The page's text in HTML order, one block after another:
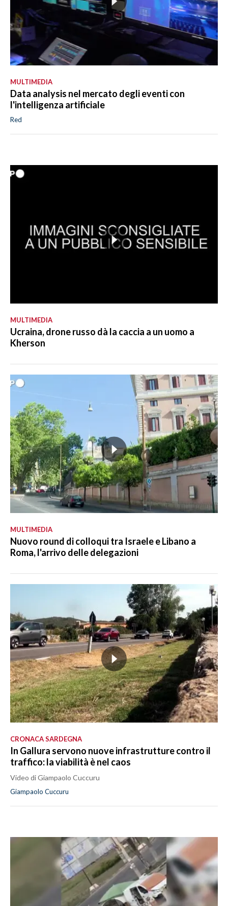
MULTIMEDIA
Data analysis nel mercato degli eventi con
l'intelligenza artificiale
Red
MULTIMEDIA
Ucraina, drone russo dà la caccia a un uomo a
Kherson
MULTIMEDIA
Nuovo round di colloqui tra Israele e Libano a
Roma, l'arrivo delle delegazioni
CRONACA SARDEGNA
In Gallura servono nuove infrastrutture contro il
traffico: la viabilità è nel caos
Video di Giampaolo Cuccuru
Giampaolo Cuccuru